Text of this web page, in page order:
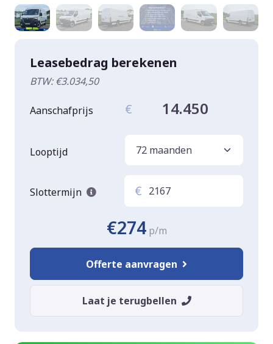
Leasebedrag berekenen
BTW: €3.034,50
Aanschafprijs € 14.450
Looptijd
Slottermijn €
€274 p/m
Offerte aanvragen
Laat je terugbellen